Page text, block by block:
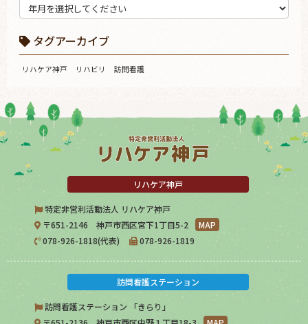
タグアーカイブ
リハケア神戸 リハビリ 訪問看護
リハケア神戸
特定非営利活動法人 リハケア神戸
〒651-2146 神戸市西区宮下1丁目5-2
MAP
078-926-1818(代表)
078-926-1819
訪問看護ステーション
訪問看護ステーション 「きらり」